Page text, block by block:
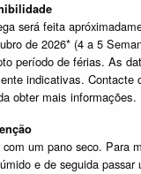
será feita
de 2026* (4 a 5
período de férias. As
indicativas. Contacte
obter mais informações.
com um pano seco. Para
e de seguida passar